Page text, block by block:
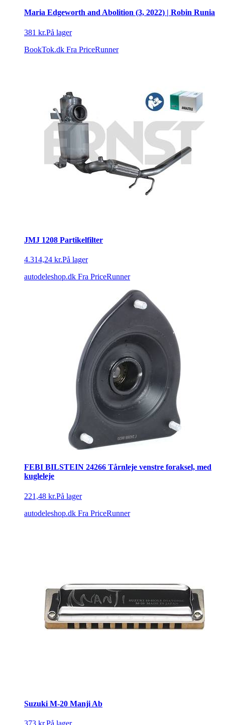
Maria Edgeworth and Abolition (3, 2022) | Robin Runia
381 kr.På lager
BookTok.dk Fra PriceRunner
JMJ 1208 Partikelfilter
4.314,24 kr.På lager
autodeleshop.dk Fra PriceRunner
FEBI BILSTEIN 24266 Tårnleje venstre foraksel, med
kugleleje
221,48 kr.På lager
autodeleshop.dk Fra PriceRunner
Suzuki M-20 Manji Ab